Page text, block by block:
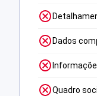
Dados
Quadro